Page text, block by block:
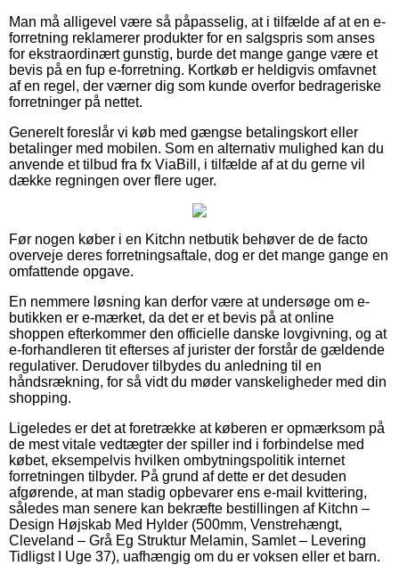
Man må alligevel være så påpasselig, at i tilfælde af at en e-
forretning reklamerer produkter for en salgspris som anses
for ekstraordinært gunstig, burde det mange gange være et
bevis på en fup e-forretning. Kortkøb er heldigvis omfavnet
af en regel, der værner dig som kunde overfor bedrageriske
forretninger på nettet.
Generelt foreslår vi køb med gængse betalingskort eller
betalinger med mobilen. Som en alternativ mulighed kan du
anvende et tilbud fra fx ViaBill, i tilfælde af at du gerne vil
dække regningen over flere uger.
Før nogen køber i en Kitchn netbutik behøver de de facto
overveje deres forretningsaftale, dog er det mange gange en
omfattende opgave.
En nemmere løsning kan derfor være at undersøge om e-
butikken er e-mærket, da det er et bevis på at online
shoppen efterkommer den officielle danske lovgivning, og at
e-forhandleren tit efterses af jurister der forstår de gældende
regulativer. Derudover tilbydes du anledning til en
håndsrækning, for så vidt du møder vanskeligheder med din
shopping.
Ligeledes er det at foretrække at køberen er opmærksom på
de mest vitale vedtægter der spiller ind i forbindelse med
købet, eksempelvis hvilken ombytningspolitik internet
forretningen tilbyder. På grund af dette er det desuden
afgørende, at man stadig opbevarer ens e-mail kvittering,
således man senere kan bekræfte bestillingen af Kitchn –
Design Højskab Med Hylder (500mm, Venstrehængt,
Cleveland – Grå Eg Struktur Melamin, Samlet – Levering
Tidligst I Uge 37), uafhængig om du er voksen eller et barn.